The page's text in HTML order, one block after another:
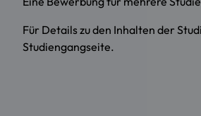
Für Details zu den Inhalten der
Studiengangseite.